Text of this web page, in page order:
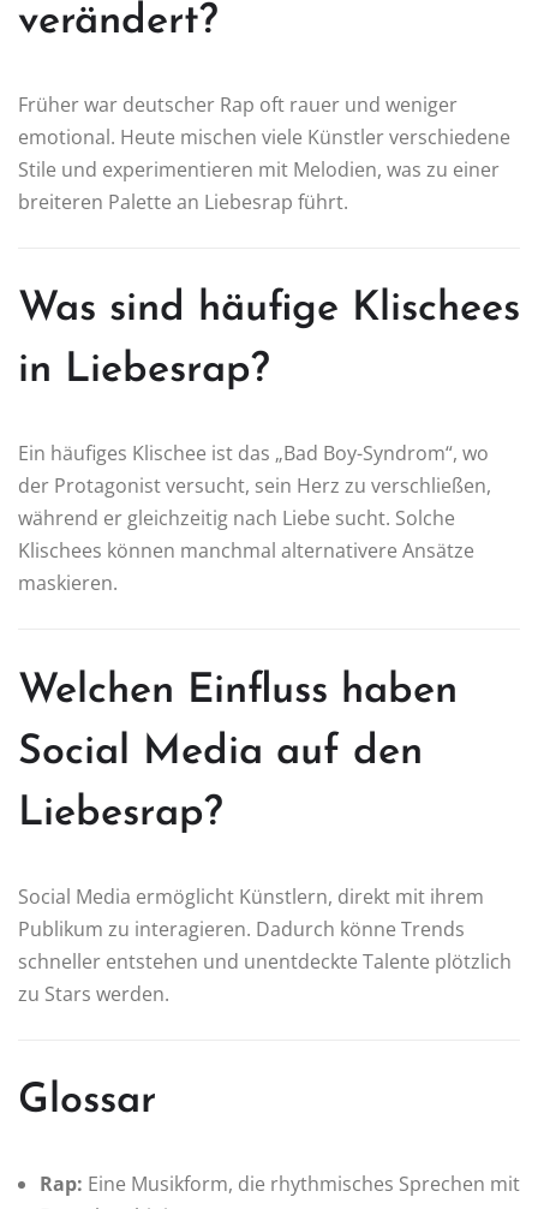
verändert?
Früher war deutscher Rap oft rauer und weniger
emotional. Heute mischen viele Künstler verschiedene
Stile und experimentieren mit Melodien, was zu einer
breiteren Palette an Liebesrap führt.
Was sind häufige Klischees
in Liebesrap?
Ein häufiges Klischee ist das „Bad Boy-Syndrom“, wo
der Protagonist versucht, sein Herz zu verschließen,
während er gleichzeitig nach Liebe sucht. Solche
Klischees können manchmal alternativere Ansätze
maskieren.
Welchen Einfluss haben
Social Media auf den
Liebesrap?
Social Media ermöglicht Künstlern, direkt mit ihrem
Publikum zu interagieren. Dadurch könne Trends
schneller entstehen und unentdeckte Talente plötzlich
zu Stars werden.
Glossar
Rap: Eine Musikform, die rhythmisches Sprechen mit